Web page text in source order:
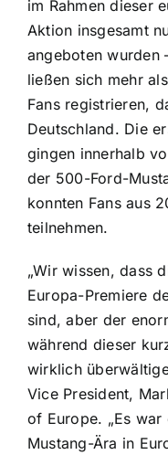
im Rahmen dieser
Aktion insgesamt
angeboten wurden
ließen sich mehr
Fans registrieren,
Deutschland. Die
gingen innerhalb
der 500-Ford-
konnten Fans aus
teilnehmen.
„Wir wissen, dass
Europa-Premiere
sind, aber der
während dieser
wirklich
Vice President,
of Europe. „Es
Mustang-Ära in